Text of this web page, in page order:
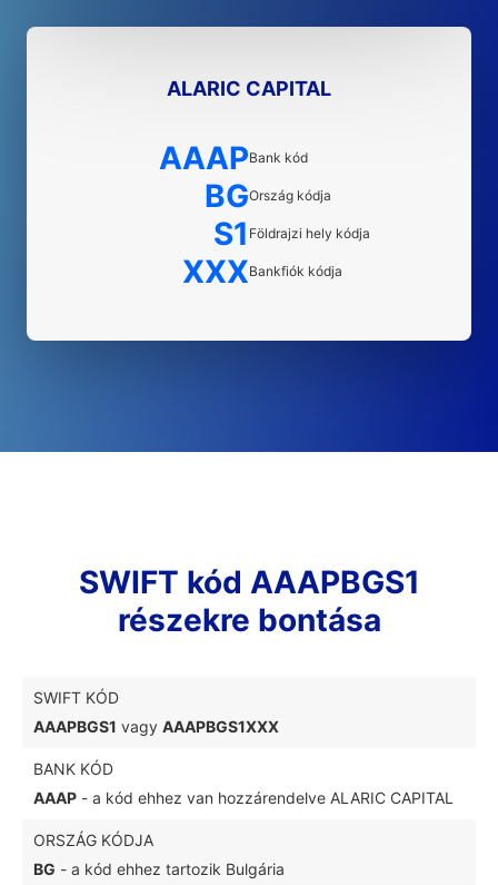
ALARIC CAPITAL
AAAPBank kód
BGOrszág kódja
S1 Földrajzi hely kódja
XXXBankfiók kódja
SWIFT kód AAAPBGS1
részekre bontása
SWIFT KÓD
AAAPBGS1 vagy AAAPBGS1XXX
BANK KÓD
AAAP - a kód ehhez van hozzárendelve ALARIC CAPITAL
ORSZÁG KÓDJA
BG - a kód ehhez tartozik Bulgária